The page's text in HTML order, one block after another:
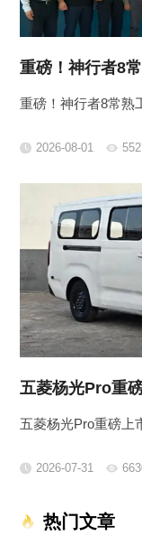
重磅！神行者8
重磅！神行者8常熟
2026-08-01
五菱杨光Pro重
五菱杨光Pro重磅上
2026-07-31
热门文章